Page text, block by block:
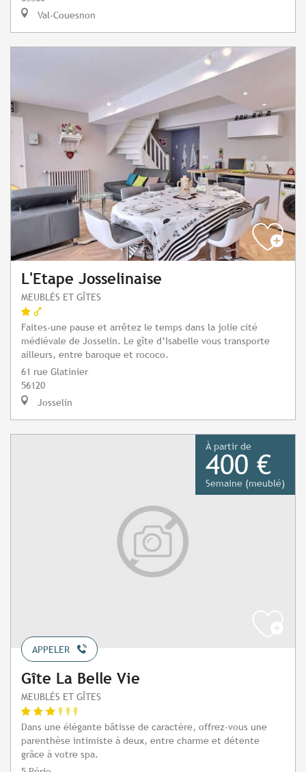
Val-Couesnon
L'Etape Josselinaise
MEUBLÉS ET GÎTES
Faites-une pause et arrêtez le temps dans la jolie cité
médiévale de Josselin. Le gîte d’Isabelle vous transporte
ailleurs, entre baroque et rococo.
61 rue Glatinier
56120
Josselin
À partir de
400 €
Semaine (meublé)
APPELER
Gîte La Belle Vie
MEUBLÉS ET GÎTES
Dans une élégante bâtisse de caractère, offrez-vous une
parenthèse intimiste à deux, entre charme et détente
grâce à votre spa.